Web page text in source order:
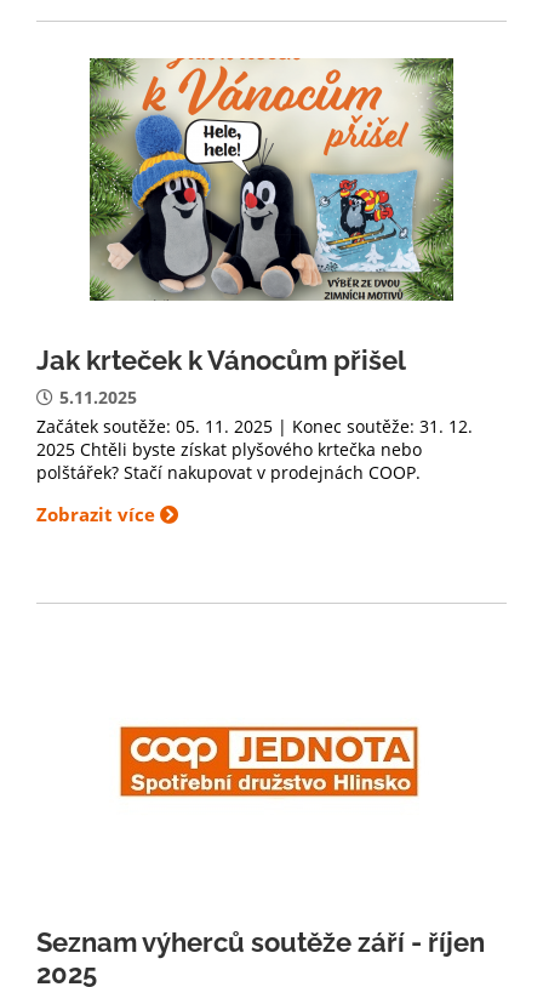
Jak krteček k Vánocům přišel
5.11.2025
Začátek soutěže: 05. 11. 2025 | Konec soutěže: 31. 12.
2025 Chtěli byste získat plyšového krtečka nebo
polštářek? Stačí nakupovat v prodejnách COOP.
Zobrazit více
Seznam výherců soutěže září - říjen
2025